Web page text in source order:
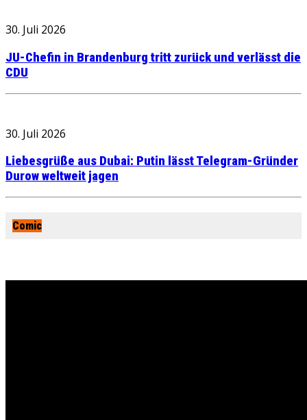
30. Juli 2026
JU-Chefin in Brandenburg tritt zurück und verlässt die
CDU
30. Juli 2026
Liebesgrüße aus Dubai: Putin lässt Telegram-Gründer
Durow weltweit jagen
Comic